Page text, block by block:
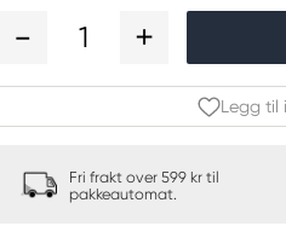
1
Legg til
Fri frakt over 599 kr til
pakkeautomat.